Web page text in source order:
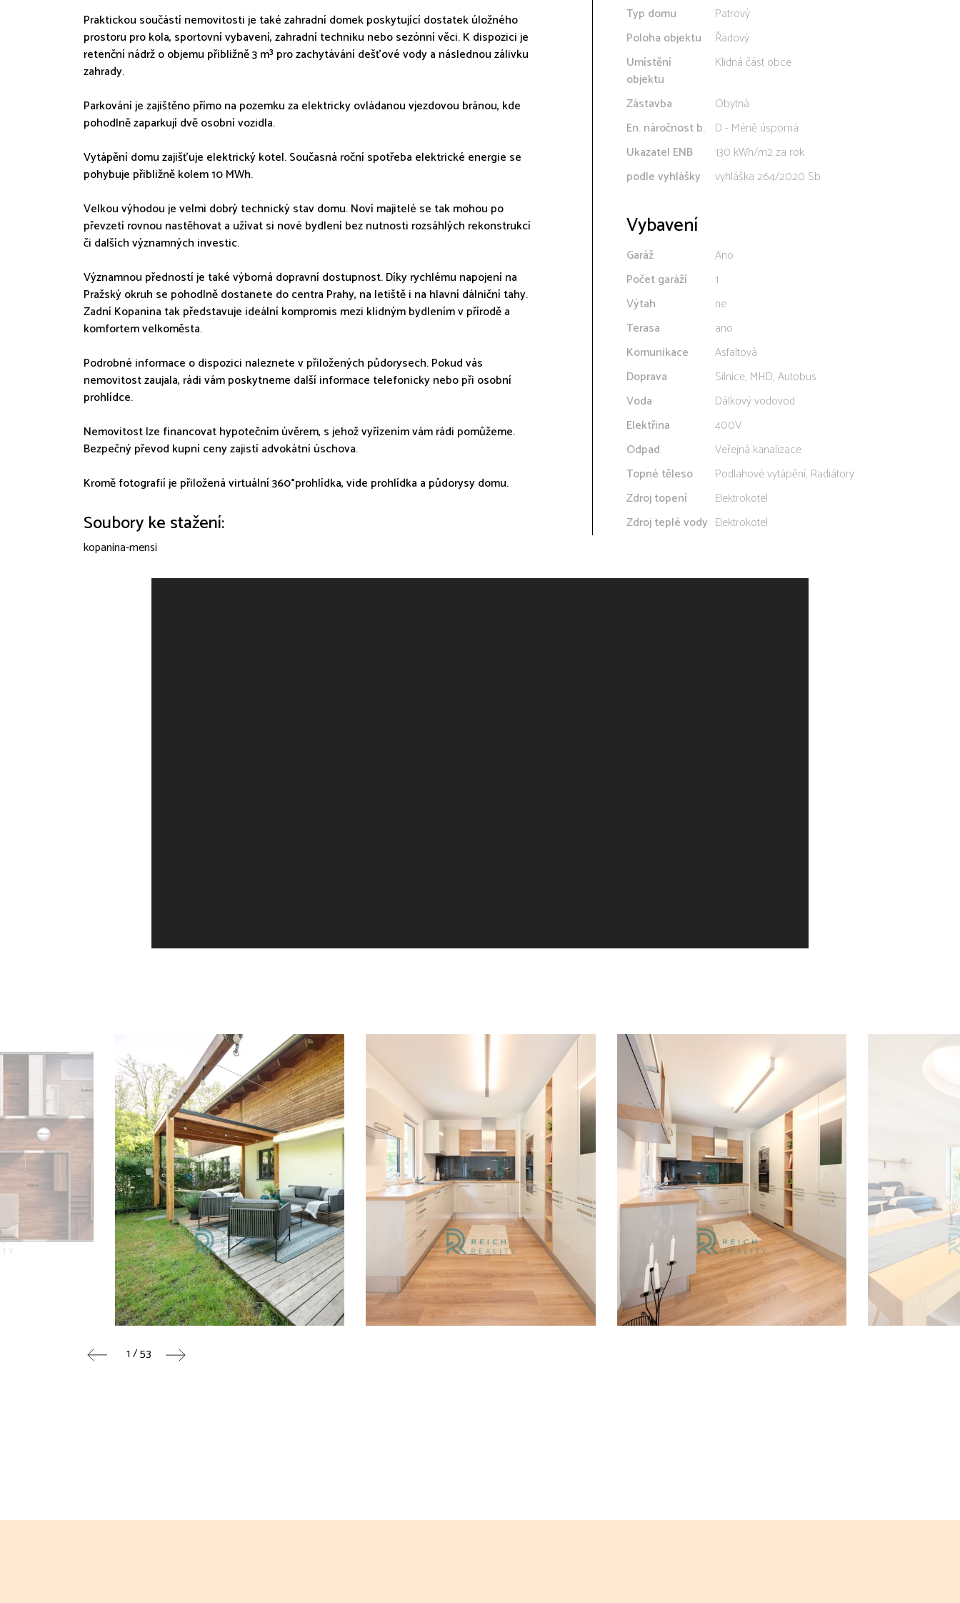
Praktickou součástí nemovitosti je také zahradní domek poskytující dostatek úložného
prostoru pro kola, sportovní vybavení, zahradní techniku nebo sezónní věci. K dispozici je
retenční nádrž o objemu přibližně 3 m³ pro zachytávání dešťové vody a následnou zálivku
zahrady.
Parkování je zajištěno přímo na pozemku za elektricky ovládanou vjezdovou bránou, kde
pohodlně zaparkují dvě osobní vozidla.
Vytápění domu zajišťuje elektrický kotel. Současná roční spotřeba elektrické energie se
pohybuje přibližně kolem 10 MWh.
Velkou výhodou je velmi dobrý technický stav domu. Noví majitelé se tak mohou po
převzetí rovnou nastěhovat a užívat si nové bydlení bez nutnosti rozsáhlých rekonstrukcí
či dalších významných investic.
Významnou předností je také výborná dopravní dostupnost. Díky rychlému napojení na
Pražský okruh se pohodlně dostanete do centra Prahy, na letiště i na hlavní dálniční tahy.
Zadní Kopanina tak představuje ideální kompromis mezi klidným bydlením v přírodě a
komfortem velkoměsta.
Podrobné informace o dispozici naleznete v přiložených půdorysech. Pokud vás
nemovitost zaujala, rádi vám poskytneme další informace telefonicky nebo při osobní
prohlídce.
Nemovitost lze financovat hypotečním úvěrem, s jehož vyřízením vám rádi pomůžeme.
Bezpečný převod kupní ceny zajistí advokátní úschova.
Kromě fotografií je přiložená virtuální 360°prohlídka, vide prohlídka a půdorysy domu.
Soubory ke stažení:
kopanina-mensi
Typ domu
Patrový
Poloha objektu
Řadový
Umístění
objektu
Klidná část obce
Zástavba
Obytná
En. náročnost b. D - Méně úsporná
Ukazatel ENB
130 kWh/m2 za rok
podle vyhlášky
vyhláška 264/2020 Sb
Vybavení
Garáž
Ano
Počet garáží
1
Výtah
ne
Terasa
ano
Komunikace
Asfaltová
Doprava
Silnice, MHD, Autobus
Voda
Dálkový vodovod
Elektřina
400V
Odpad
Veřejná kanalizace
Topné těleso
Podlahové vytápění, Radiátory
Zdroj topení
Elektrokotel
Zdroj teplé vody Elektrokotel
1 / 53